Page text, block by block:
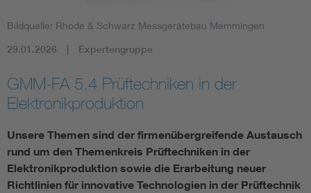
Electronic components
Micro system technology
Microelectronics
Bildquelle: Rhode & Schwarz Messgerätebau Memmingen
29.01.2026 Expertengruppe
GMM-FA 5.4 Prüftechniken in der
Elektronikproduktion
Unsere Themen sind der firmenübergreifende Austausch
rund um den Themenkreis Prüftechniken in der
Elektronikproduktion sowie die Erarbeitung neuer
Richtlinien für innovative Technologien in der Prüftechnik